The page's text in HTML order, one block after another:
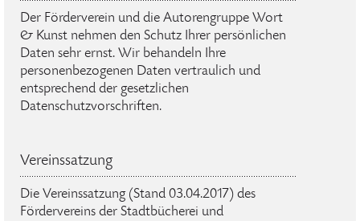
Der Förderverein und die Autorengruppe Wort
& Kunst nehmen den Schutz Ihrer persönlichen
Daten sehr ernst. Wir behandeln Ihre
personenbezogenen Daten vertraulich und
entsprechend der gesetzlichen
Datenschutzvorschriften.
Vereinssatzung
Die Vereinssatzung (Stand 03.04.2017) des
Fördervereins der Stadtbücherei und